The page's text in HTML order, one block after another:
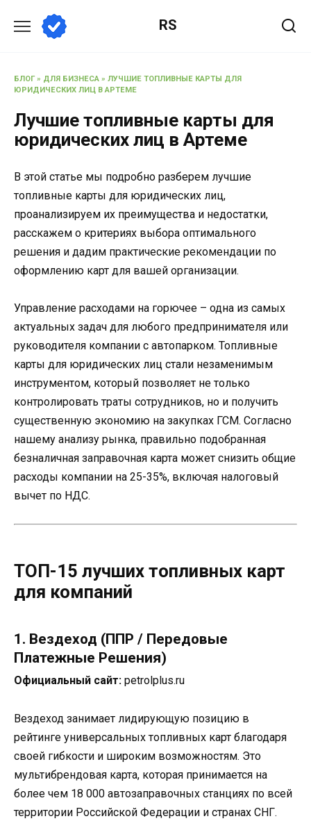
содержанию
RS
БЛОГ» ДЛЯ БИЗНЕСА » ЛУЧШИЕ ТОПЛИВНЫЕ КАРТЫ ДЛЯ
ЮРИДИЧЕСКИХ ЛИЦ В АРТЕМЕ
Лучшие топливные карты для
юридических лиц в Артеме
В этой статье мы подробно разберем лучшие
топливные карты для юридических лиц,
проанализируем их преимущества и недостатки,
расскажем о критериях выбора оптимального
решения и дадим практические рекомендации по
оформлению карт для вашей организации.
Управление расходами на горючее – одна из самых
актуальных задач для любого предпринимателя или
руководителя компании с автопарком. Топливные
карты для юридических лиц стали незаменимым
инструментом, который позволяет не только
контролировать траты сотрудников, но и получить
существенную экономию на закупках ГСМ. Согласно
нашему анализу рынка, правильно подобранная
безналичная заправочная карта может снизить общие
расходы компании на 25-35%, включая налоговый
вычет по НДС.
ТОП-15 лучших топливных карт
для компаний
1. Вездеход (ППР / Передовые
Платежные Решения)
Официальный сайт: petrolplus.ru
Вездеход занимает лидирующую позицию в
рейтинге универсальных топливных карт благодаря
своей гибкости и широким возможностям. Это
мультибрендовая карта, которая принимается на
более чем 18 000 автозаправочных станциях по всей
территории Российской Федерации и странах СНГ.